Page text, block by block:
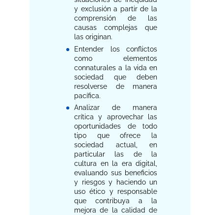
y exclusión a partir de la
comprensión de las
causas complejas que
las originan.
Entender los conflictos
como elementos
connaturales a la vida en
sociedad que deben
resolverse de manera
pacífica.
Analizar de manera
crítica y aprovechar las
oportunidades de todo
tipo que ofrece la
sociedad actual, en
particular las de la
cultura en la era digital,
evaluando sus beneficios
y riesgos y haciendo un
uso ético y responsable
que contribuya a la
mejora de la calidad de